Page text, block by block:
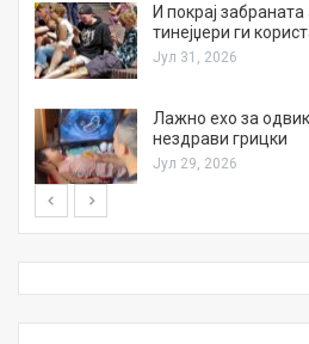
И покрај
тинејџери ги
Јул 31, 2026
Лажно ехо за
нездрави грицки
Јул 29, 2026